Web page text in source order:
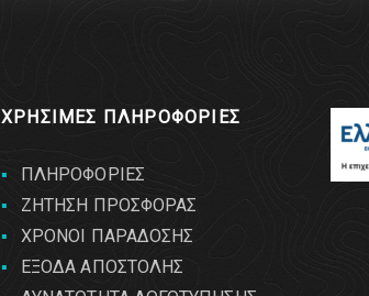
ΧΡΗΣΙΜΕΣ ΠΛΗΡΟΦΟΡΙΕΣ
ΠΛΗΡΟΦΟΡΙΕΣ
ΖΗΤΗΣΗ ΠΡΟΣΦΟΡΑΣ
ΧΡΟΝΟΙ ΠΑΡΑΔΟΣΗΣ
ΕΞΟΔΑ ΑΠΟΣΤΟΛΗΣ